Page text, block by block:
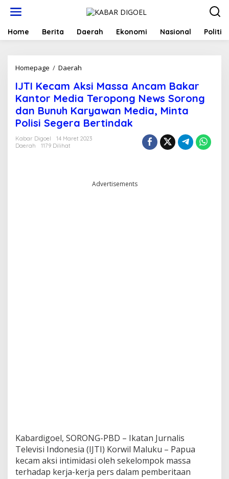
Home Berita Daerah Ekonomi Nasional Politik
Homepage / Daerah
Aksi
Massa
Ancam
Bakar
Kantor
Teropong
Karyawan
IJTI Kecam Aksi Massa Ancam Bakar
Kantor Media Teropong News Sorong
dan Bunuh Karyawan Media, Minta
Polisi Segera Bertindak
Kabar Digoel
14 Maret 2023
Daerah
1179 Dilihat
Advertisements
Kabardigoel, SORONG-PBD – Ikatan Jurnalis
Televisi Indonesia (IJTI) Korwil Maluku – Papua
kecam aksi intimidasi oleh sekelompok massa
terhadap kerja-kerja pers dalam pemberitaan